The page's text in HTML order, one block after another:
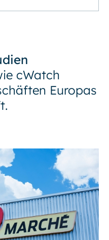
cWatch
Europas